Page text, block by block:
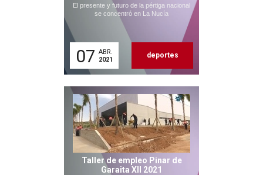
El presente y futuro de la pértiga nacional
se concentró en La Nucía
07 ABR.
2021
deportes
Taller de empleo Pinar de
Garaita XII 2021